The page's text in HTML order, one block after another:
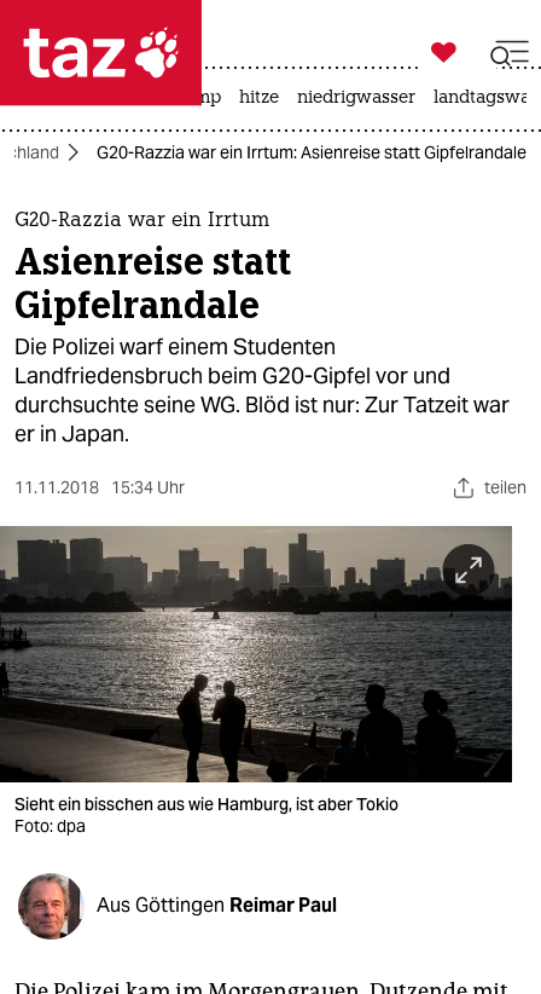
 taz zahl ich
taz zahl ich
themen
politik
öko
gesellschaft
kultur
sport
berlin
nord
wahrheit
verlag
veranstaltungen
fragen & hilfe
unterstützen

taz zahl ich
usa unter trump hitze niedrigwasser
G20-Razzia war ein Irrtum: Asienreise statt Gipfelrandale
G20-Razzia war ein Irrtum
Asienreise statt
Gipfelrandale
Die Polizei warf einem Studenten
Landfriedensbruch beim G20-Gipfel vor und
durchsuchte seine WG. Blöd ist nur: Zur Tatzeit war
er in Japan.
11.11.2018 15:34 Uhr teilen
Sieht ein bisschen aus wie Hamburg, ist aber Tokio
Foto: dpa
Aus Göttingen Reimar Paul